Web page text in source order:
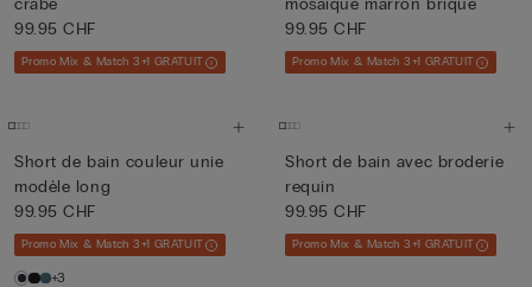
crabe
99.95 CHF
Promo Mix & Match 3+1 GRATUIT
mosaïque marron brique
99.95 CHF
Promo Mix & Match 3+1 GRATUIT
Short de bain couleur unie
modèle long
99.95 CHF
Promo Mix & Match 3+1 GRATUIT
+3
Short de bain avec broderie
requin
99.95 CHF
Promo Mix & Match 3+1 GRATUIT